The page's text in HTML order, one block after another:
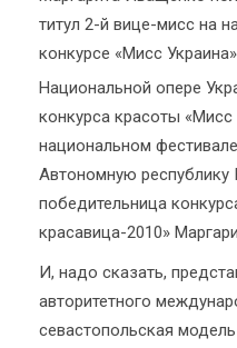
Национальной опере
конкурса красоты
национальном
Автономную
победительница
красавица-2010»
И, надо сказать,
авторитетного
севастопольская